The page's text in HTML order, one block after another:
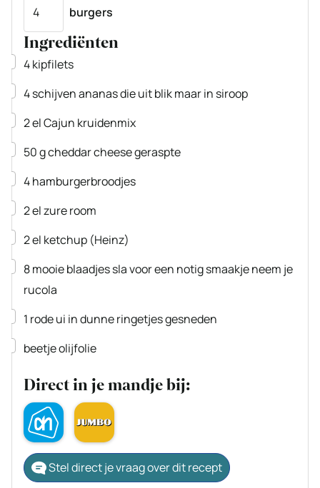
burgers
Ingrediënten
▢
4kipfilets
▢
4schijvenananasdie uit blik maar in siroop
▢
2elCajun kruidenmix
▢
50gcheddar cheesegeraspte
▢
4hamburgerbroodjes
▢
2elzure room
▢
2el ketchup (Heinz)
▢
8mooie blaadjes slavoor een notig smaakje neem je
rucola
▢
1 rode ui in dunne ringetjes gesneden
▢
beetje olijfolie
Direct in je mandje bij:
Stel direct je vraag over dit recept